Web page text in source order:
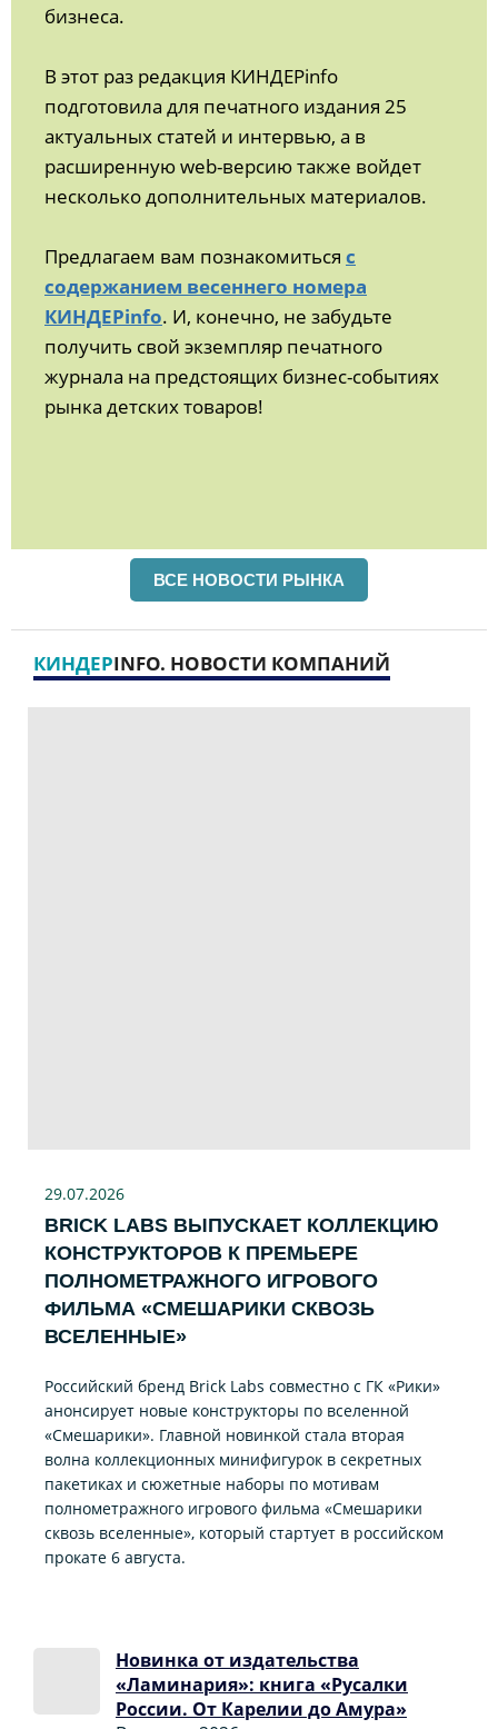
бизнеса.
В этот раз редакция КИНДЕРinfo
подготовила для печатного издания 25
актуальных статей и интервью, а в
расширенную web-версию также войдет
несколько дополнительных материалов.
Предлагаем вам познакомиться с
содержанием весеннего номера
КИНДЕРinfo. И, конечно, не забудьте
получить свой экземпляр печатного
журнала на предстоящих бизнес-событиях
рынка детских товаров!
ВСЕ НОВОСТИ РЫНКА
КИНДЕРINFO. НОВОСТИ КОМПАНИЙ
29.07.2026
BRICK LABS ВЫПУСКАЕТ КОЛЛЕКЦИЮ
КОНСТРУКТОРОВ К ПРЕМЬЕРЕ
ПОЛНОМЕТРАЖНОГО ИГРОВОГО
ФИЛЬМА «CМЕШАРИКИ СКВОЗЬ
ВСЕЛЕННЫЕ»
Российский бренд Brick Labs совместно с ГК «Рики»
анонсирует новые конструкторы по вселенной
«Смешарики». Главной новинкой стала вторая
волна коллекционных минифигурок в секретных
пакетиках и сюжетные наборы по мотивам
полнометражного игрового фильма «Смешарики
сквозь вселенные», который стартует в российском
прокате 6 августа.
Новинка от издательства
«Ламинария»: книга «Русалки
России. От Карелии до Амура»